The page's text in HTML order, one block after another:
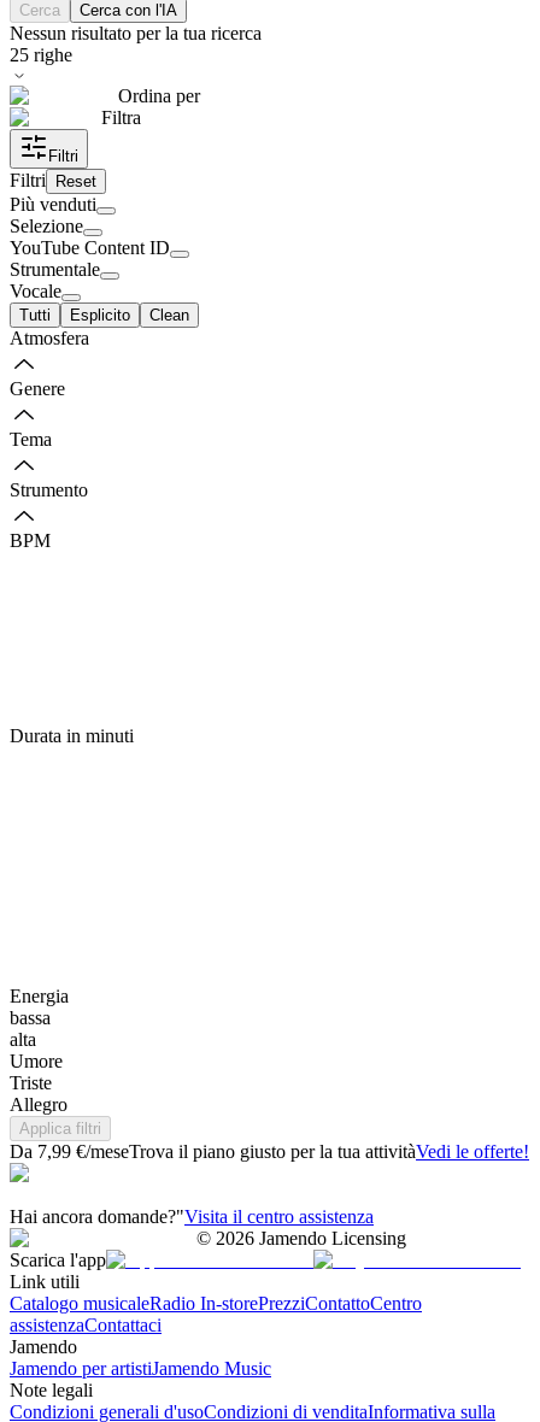
Cerca Cerca con l'IA
Nessun risultato per la tua ricerca
25 righe
Ordina per
Filtra
Filtri
Filtri Reset
Più venduti
Selezione
YouTube Content ID
Strumentale
Vocale
Tutti Esplicito Clean
Atmosfera
Genere
Tema
Strumento
BPM
Durata in minuti
Energia
bassa
alta
Umore
Triste
Allegro
Applica filtri
Da 7,99 €/meseTrova il piano giusto per la tua attivitàVedi le offerte!
Hai ancora domande?"Visita il centro assistenza
© 2026 Jamendo Licensing
Scarica l'app
Link utili
Catalogo musicaleRadio In-storePrezziContattoCentro
assistenzaContattaci
Jamendo
Jamendo per artistiJamendo Music
Note legali
Condizioni generali d'usoCondizioni di venditaInformativa sulla